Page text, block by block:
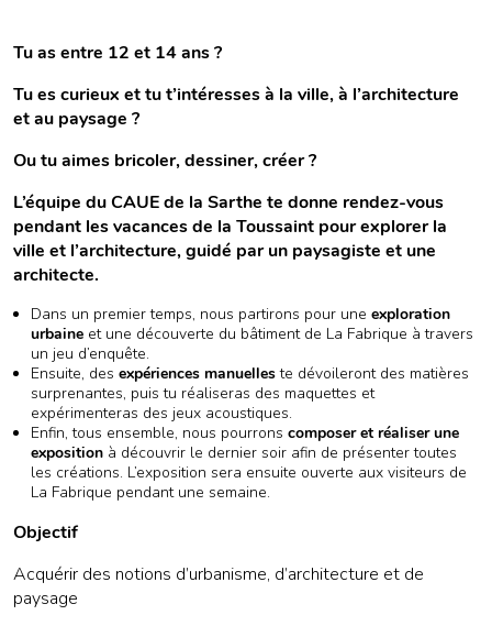
Tu as entre 12 et 14 ans ?
Tu es curieux et tu t’intéresses à la ville, à l’architecture
et au paysage ?
Ou tu aimes bricoler, dessiner, créer ?
L’équipe du CAUE de la Sarthe te donne rendez-vous
pendant les vacances de la Toussaint pour explorer la
ville et l’architecture, guidé par un paysagiste et une
architecte.
Dans un premier temps, nous partirons pour une exploration
urbaine et une découverte du bâtiment de La Fabrique à travers
un jeu d’enquête.
Ensuite, des expériences manuelleste dévoileront des matières
surprenantes, puis tu réaliseras des maquettes et
expérimenteras des jeux acoustiques.
Enfin, tous ensemble, nous pourrons composer et réaliser une
exposition à découvrir le dernier soir afin de présenter toutes
les créations. L’exposition sera ensuite ouverte aux visiteurs de
La Fabrique pendant une semaine.
Objectif
Acquérir des notions d’urbanisme, d’architecture et de
paysage